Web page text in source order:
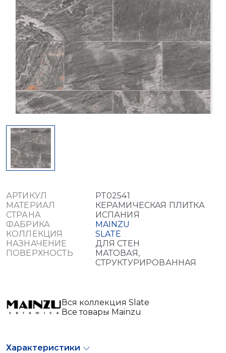
АРТИКУЛ
PT02541
МАТЕРИАЛ
КЕРАМИЧЕСКАЯ ПЛИТКА
СТРАНА
ИСПАНИЯ
ФАБРИКА
MAINZU
КОЛЛЕКЦИЯ
SLATE
НАЗНАЧЕНИЕ
ДЛЯ СТЕН
ПОВЕРХНОСТЬ
МАТОВАЯ,
СТРУКТУРИРОВАННАЯ
Вся коллекция Slate
Все товары Mainzu
Характеристики